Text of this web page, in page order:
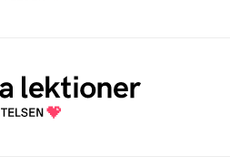
med färdiga lektioner
i grundskolan